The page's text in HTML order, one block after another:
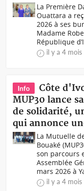
La Première
Ouattara a
2026 à ses
Madame
République
il y a 4 mois
Info
Côte
MUP30 lance
de solidarité,
qui annonce
La Mutuelle
Bouaké
son parcours
Assemblée
mars 2026 à
il y a 4 mois